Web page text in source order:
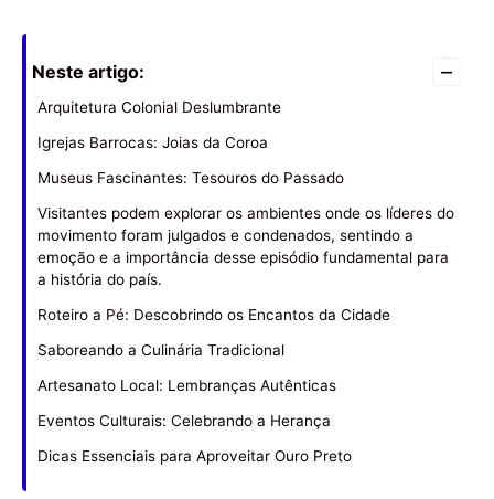
Neste artigo: –
Arquitetura Colonial Deslumbrante
Igrejas Barrocas: Joias da Coroa
Museus Fascinantes: Tesouros do Passado
Visitantes podem explorar os ambientes onde os líderes do
movimento foram julgados e condenados, sentindo a
emoção e a importância desse episódio fundamental para
a história do país.
Roteiro a Pé: Descobrindo os Encantos da Cidade
Saboreando a Culinária Tradicional
Artesanato Local: Lembranças Autênticas
Eventos Culturais: Celebrando a Herança
Dicas Essenciais para Aproveitar Ouro Preto